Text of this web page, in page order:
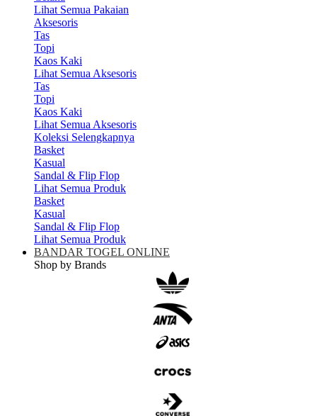
Lihat Semua Pakaian
Aksesoris
Tas
Topi
Kaos Kaki
Lihat Semua Aksesoris
Tas
Topi
Kaos Kaki
Lihat Semua Aksesoris
Koleksi Selengkapnya
Basket
Kasual
Sandal & Flip Flop
Lihat Semua Produk
Basket
Kasual
Sandal & Flip Flop
Lihat Semua Produk
BANDAR TOGEL ONLINE
Shop by Brands